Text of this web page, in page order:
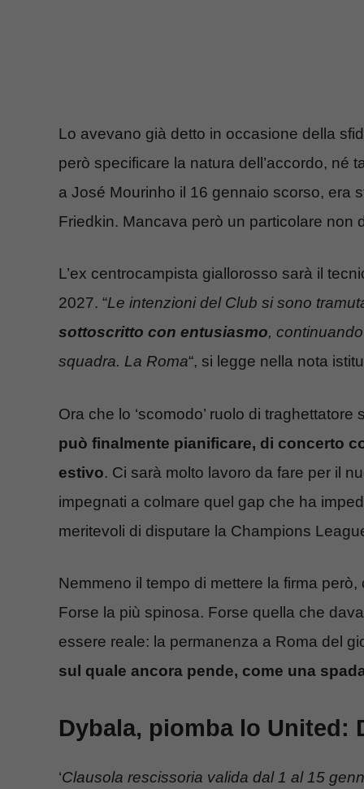
Lo avevano già detto in occasione della
però specificare la natura dell’accordo, né
a José Mourinho il 16 gennaio scorso, era
Friedkin. Mancava però un particolare non
L’ex centrocampista giallorosso sarà il
2027. “Le intenzioni del Club si sono
sottoscritto con entusiasmo,
squadra. La Roma“, si legge nella nota
Ora che lo ‘scomodo’ ruolo di
può finalmente pianificare, di concerto
estivo. Ci sarà molto lavoro da fare per il
impegnati a colmare quel gap che ha
meritevoli di disputare la Champions
Nemmeno il tempo di mettere la firma
Forse la più spinosa. Forse quella che
essere reale: la permanenza a Roma del
sul quale ancora pende, come una
Dybala, piomba lo United:
‘Clausola rescissoria valida dal 1 al 15